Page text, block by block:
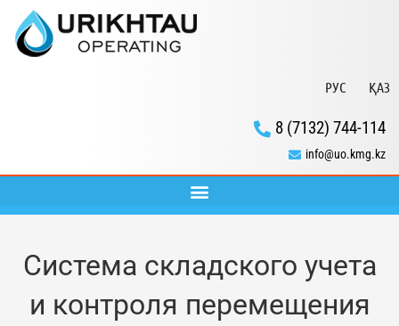
РУС ҚАЗ
8 (7132) 744-114
info@uo.kmg.kz
Система складского учета
и контроля перемещения